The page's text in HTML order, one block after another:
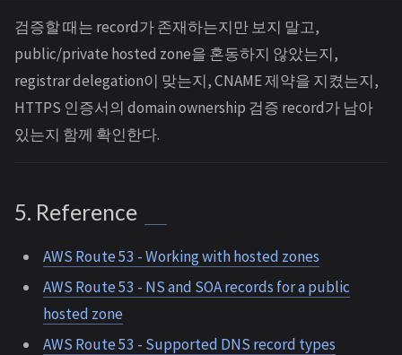
검증할 때는 record가 존재하는지만 보지 말고,
public/private hosted zone을 혼동하지 않았는지,
registrar delegation이 맞는지, CNAME 제약을 지켰는지,
HTTPS 인증서의 domain ownership 검증 record가 남아
있는지 함께 확인한다.
5. Reference
AWS Route 53 - Working with hosted zones
AWS Route 53 - NS and SOA records for a public
hosted zone
AWS Route 53 - Supported DNS record types